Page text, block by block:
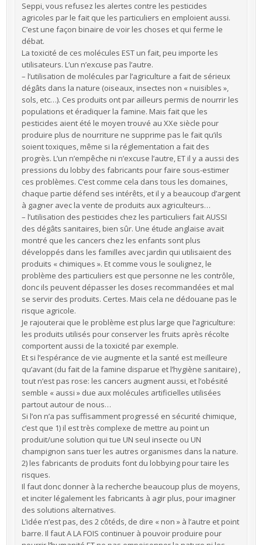
Seppi, vous refusez les alertes contre les pesticides
agricoles par le fait que les particuliers en emploient aussi.
C’est une façon binaire de voir les choses et qui ferme le
débat.
La toxicité de ces molécules EST un fait, peu importe les
utilisateurs. L’un n’excuse pas l’autre.
– l’utilisation de molécules par l’agriculture a fait de sérieux
dégâts dans la nature (oiseaux, insectes non « nuisibles »,
sols, etc…). Ces produits ont par ailleurs permis de nourrir les
populations et éradiquer la famine. Mais fait que les
pesticides aient été le moyen trouvé au XXe siècle pour
produire plus de nourriture ne supprime pas le fait qu’ils
soient toxiques, même si la réglementation a fait des
progrès. L’un n’empêche ni n’excuse l’autre, ET il y a aussi des
pressions du lobby des fabricants pour faire sous-estimer
ces problèmes. C’est comme cela dans tous les domaines,
chaque partie défend ses intérêts, et il y a beaucoup d’argent
à gagner avec la vente de produits aux agriculteurs…
– l’utilisation des pesticides chez les particuliers fait AUSSI
des dégâts sanitaires, bien sûr. Une étude anglaise avait
montré que les cancers chez les enfants sont plus
développés dans les familles avec jardin qui utilisaient des
produits « chimiques ». Et comme vous le soulignez, le
problème des particuliers est que personne ne les contrôle,
donc ils peuvent dépasser les doses recommandées et mal
se servir des produits. Certes. Mais cela ne dédouane pas le
risque agricole.
Je rajouterai que le problème est plus large que l’agriculture:
les produits utilisés pour conserver les fruits après récolte
comportent aussi de la toxicité par exemple.
Et si l’espérance de vie augmente et la santé est meilleure
qu’avant (du fait de la famine disparue et l’hygiène sanitaire) ,
tout n’est pas rose: les cancers augment aussi, et l’obésité
semble « aussi » due aux molécules artificielles utilisées
partout autour de nous…
Si l’on n’a pas suffisamment progressé en sécurité chimique,
c’est que 1) il est très complexe de mettre au point un
produit/une solution qui tue UN seul insecte ou UN
champignon sans tuer les autres organismes dans la nature.
2) les fabricants de produits font du lobbying pour taire les
risques.
Il faut donc donner à la recherche beaucoup plus de moyens,
et inciter légalement les fabricants à agir plus, pour imaginer
des solutions alternatives.
L’idée n’est pas, des 2 côtéds, de dire « non » à l’autre et point
barre. Il faut A LA FOIS continuer à pouvoir produire pour